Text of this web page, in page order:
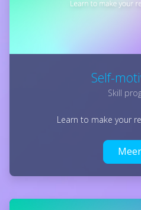
Self-
Skill
Learn to make your